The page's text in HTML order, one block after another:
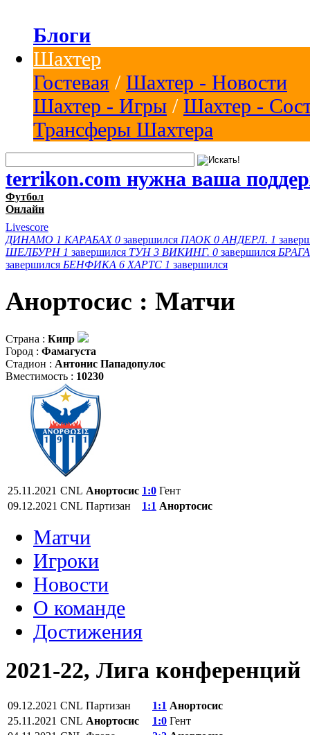
Блоги
Шахтер
Гостевая / Шахтер - Новости
Шахтер - Игры / Шахтер -
Трансферы Шахтера
terrikon.com нужна ваша
Футбол
Онлайн
Livescore
ДИНАМО 1 КАРАБАХ 0 завершился ПАОК 0 АНДЕРЛ. 1
ШЕЛБУРН 1 завершился ТУН 3 ВИКИНГ. 0 завершился БРАГА
завершился БЕНФИКА 6 ХАРТС 1 завершился
Анортосис : Матчи
Страна : Кипр
Город : Фамагуста
Стадион : Антонис Пападопулос
Вместимость : 10230
25.11.2021 СNL Анортосис 1:0 Гент
09.12.2021 СNL Партизан 1:1 Анортосис
Матчи
Игроки
Новости
О команде
Достижения
2021-22, Лига конференций
09.12.2021 СNL Партизан 1:1 Анортосис
25.11.2021 СNL Анортосис 1:0 Гент